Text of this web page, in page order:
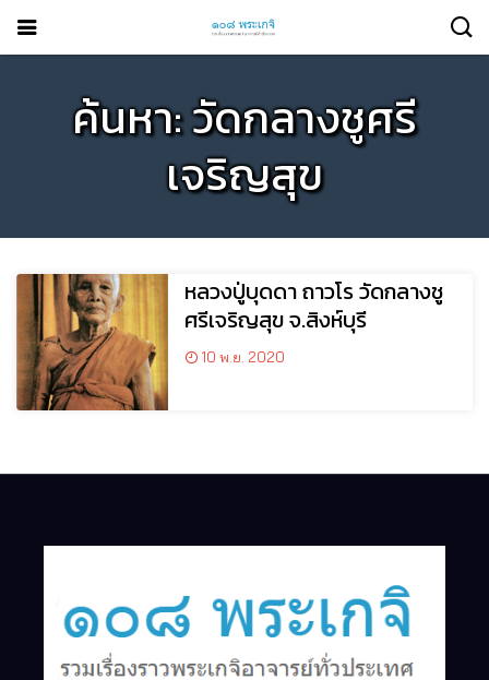
ค้นหา: วัดกลางชูศรี
เจริญสุข
หลวงปู่บุดดา ถาวโร วัดกลางชู
ศรีเจริญสุข จ.สิงห์บุรี
10 พ.ย. 2020